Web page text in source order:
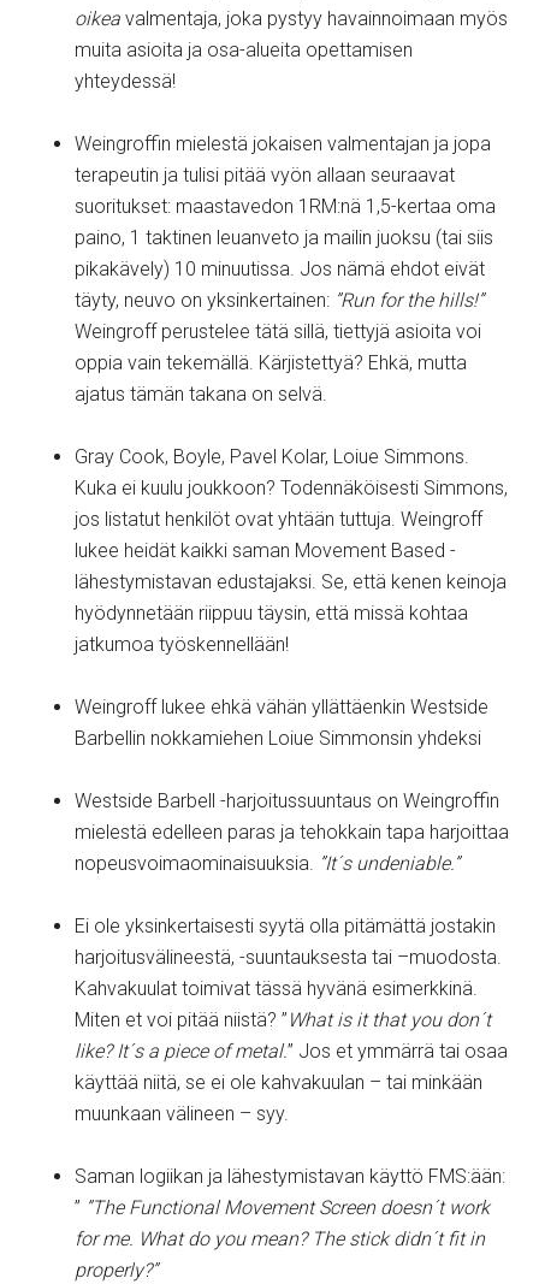
oikea valmentaja, joka pystyy havainnoimaan myös
muita asioita ja osa-alueita opettamisen
yhteydessä!
Weingroffin mielestä jokaisen valmentajan ja jopa
terapeutin ja tulisi pitää vyön allaan seuraavat
suoritukset: maastavedon 1RM:nä 1,5-kertaa oma
paino, 1 taktinen leuanveto ja mailin juoksu (tai siis
pikakävely) 10 minuutissa. Jos nämä ehdot eivät
täyty, neuvo on yksinkertainen: ”Run for the hills!”
Weingroff perustelee tätä sillä, tiettyjä asioita voi
oppia vain tekemällä. Kärjistettyä? Ehkä, mutta
ajatus tämän takana on selvä.
Gray Cook, Boyle, Pavel Kolar, Loiue Simmons.
Kuka ei kuulu joukkoon? Todennäköisesti Simmons,
jos listatut henkilöt ovat yhtään tuttuja. Weingroff
lukee heidät kaikki saman Movement Based -
lähestymistavan edustajaksi. Se, että kenen keinoja
hyödynnetään riippuu täysin, että missä kohtaa
jatkumoa työskennellään!
Weingroff lukee ehkä vähän yllättäenkin Westside
Barbellin nokkamiehen Loiue Simmonsin yhdeksi
Westside Barbell -harjoitussuuntaus on Weingroffin
mielestä edelleen paras ja tehokkain tapa harjoittaa
nopeusvoimaominaisuuksia. ”It´s undeniable.”
Ei ole yksinkertaisesti syytä olla pitämättä jostakin
harjoitusvälineestä, -suuntauksesta tai –muodosta.
Kahvakuulat toimivat tässä hyvänä esimerkkinä.
Miten et voi pitää niistä? ” What is it that you don´t
like? It´s a piece of metal.” Jos et ymmärrä tai osaa
käyttää niitä, se ei ole kahvakuulan – tai minkään
muunkaan välineen – syy.
Saman logiikan ja lähestymistavan käyttö FMS:ään:
” ”The Functional Movement Screen doesn´t work
for me. What do you mean? The stick didn´t fit in
properly?”